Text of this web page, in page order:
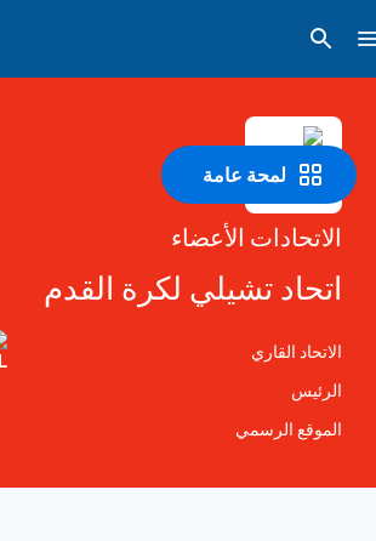
لمحة عامة
الاتحادات الأعضاء
اتحاد تشيلي لكرة القدم
الاتحاد القاري
الرئيس
الموقع الرسمي